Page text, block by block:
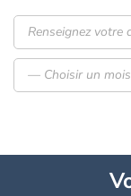
— Choisir un